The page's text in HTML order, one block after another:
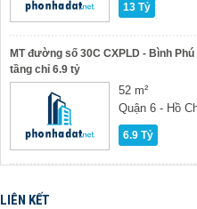
13 Tỷ
MT đường số 30C CXPLD - Bình
tầng chỉ 6.9 tỷ
52 m²
Quận 6 - Hồ
6.9 Tỷ
LIÊN KẾT